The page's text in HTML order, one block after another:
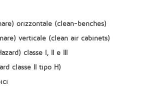
orizzontale (clean-benches)
verticale (clean air cabinets)
classe I, II e III
classe II tipo H)